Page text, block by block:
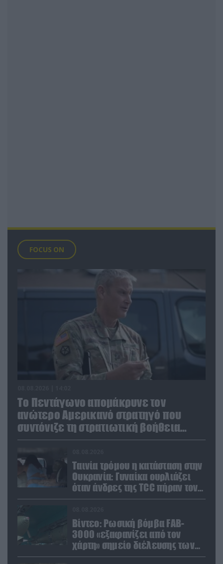
FOCUS ON
Το Πεντάγωνο απομάκρυνε τον
ανώτερο Αμερικανό στρατηγό που
συντόνιζε τη στρατιωτική βοήθεια
προς την Ουκρανία
Ταινία τρόμου η κατάσταση στην
Ουκρανία: Γυναίκα ουρλιάζει
όταν άνδρες της TCC πήραν τον
σύντροφό της (βίντεο)
Βίντεο: Ρωσική βόμβα FAB-
3000 «εξαφανίζει από τον
χάρτη» σημείο διέλευσης των
ουκρανικών δυνάμεων στην